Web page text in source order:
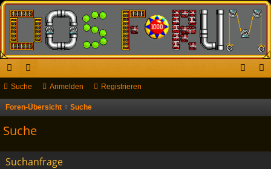
ch
ne
riff
or
en
Suche Anmelden Registrieren
Foren-Übersicht Suche
Suche
Suchanfrage